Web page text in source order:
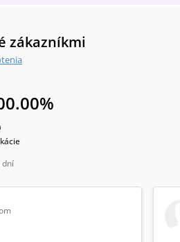
zákazníkmi
%
dní